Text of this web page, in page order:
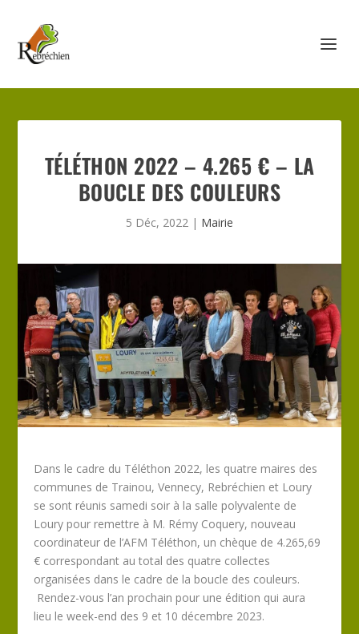
TÉLÉTHON 2022 – 4.265 € – LA
BOUCLE DES COULEURS
5 Déc, 2022 | Mairie
Dans le cadre du Téléthon 2022, les quatre maires des
communes de Trainou, Vennecy, Rebréchien et Loury
se sont réunis samedi soir à la salle polyvalente de
Loury pour remettre à M. Rémy Coquery, nouveau
coordinateur de l’AFM Téléthon, un chèque de 4.265,69
€ correspondant au total des quatre collectes
organisées dans le cadre de la boucle des couleurs.
Rendez-vous l’an prochain pour une édition qui aura
lieu le week-end des 9 et 10 décembre 2023.